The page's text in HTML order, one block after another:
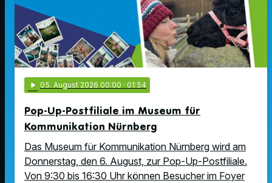
play_arrow 05. August 2026 00:00 · 01:54
Pop-Up-Postfiliale im Museum für
Kommunikation Nürnberg
Das Museum für Kommunikation Nürnberg wird am
Donnerstag, den 6. August, zur Pop-Up-Postfiliale.
Von 9:30 bis 16:30 Uhr können Besucher im Foyer